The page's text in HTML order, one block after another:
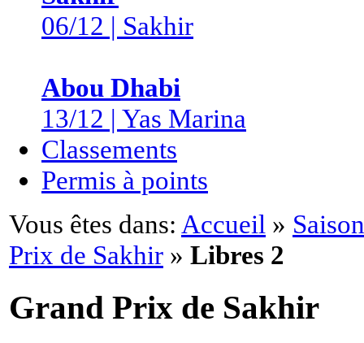
06/12 | Sakhir
Abou Dhabi
13/12 | Yas Marina
Classements
Permis à points
Vous êtes dans: Accueil »
Prix de Sakhir » Libres 2
Grand Prix de Sakhir